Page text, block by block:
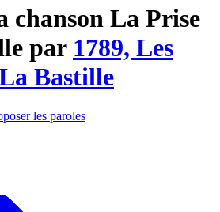
chanson La Prise
par 1789, Les
Bastille
les paroles